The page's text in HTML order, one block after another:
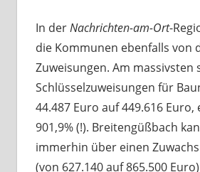
In derNachrichten-am-Ort-
die Kommunen ebenfalls von
Zuweisungen. Am massivsten
Schlüsselzuweisungen für
44.487 Euro auf 449.616 Euro,
901,9% (!). Breitengüßbach
immerhin über einen
(von 627.140 auf 865.500